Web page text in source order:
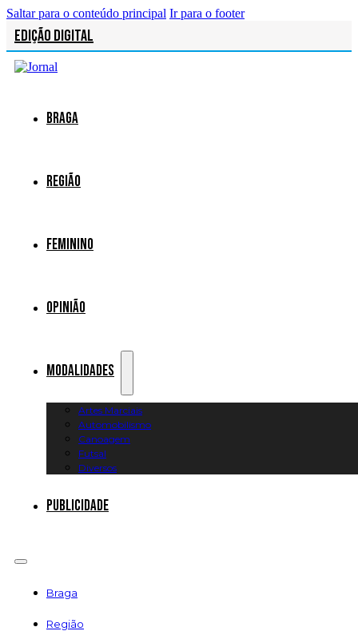
Saltar para o conteúdo principal Ir para o footer
Edição Digital
Braga
Região
Feminino
Opinião
Modalidades
Artes Marciais
Automobilismo
Canoagem
Futsal
Diversos
Publicidade
Braga
Região